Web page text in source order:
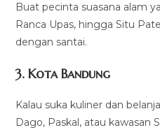
Buat pecinta suasana alam
Ranca Upas, hingga Situ
dengan santai.
3. Kota Bandung
Kalau suka kuliner dan
Dago, Paskal, atau kawasan